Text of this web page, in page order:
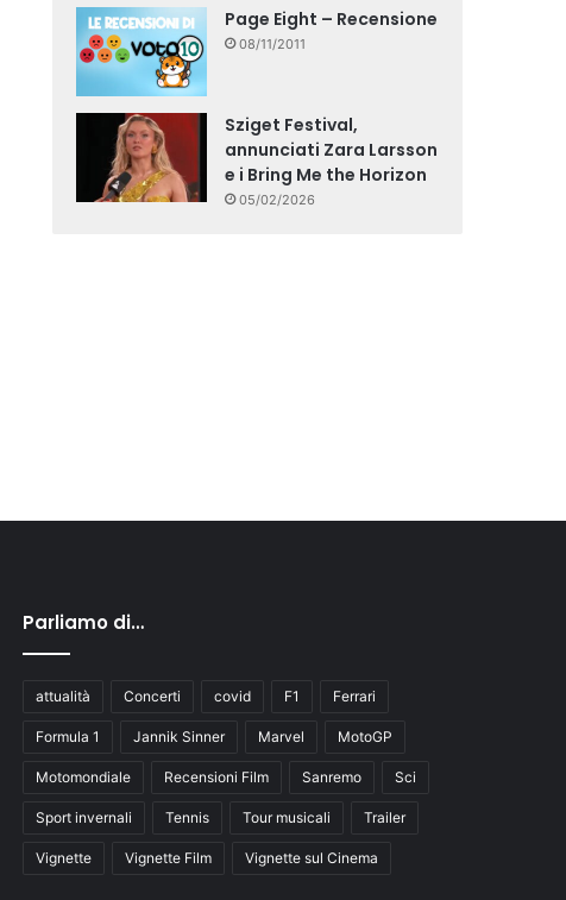
Page Eight – Recensione
08/11/2011
Sziget Festival,
annunciati Zara Larsson
e i Bring Me the Horizon
05/02/2026
Parliamo di…
attualità Concerti covid F1 Ferrari
Formula 1 Jannik Sinner Marvel MotoGP
Motomondiale Recensioni Film Sanremo Sci
Sport invernali Tennis Tour musicali Trailer
Vignette Vignette Film Vignette sul Cinema